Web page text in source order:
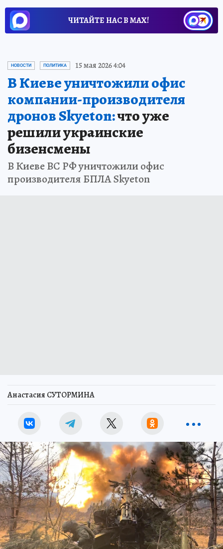
ЧИТАЙТЕ НАС В МАХ!
НОВОСТИ ПОЛИТИКА 15 мая 2026 4:04
В Киеве уничтожили офис
компании-производителя
дронов Skyeton:что уже
решили украинские
бизенсмены
В Киеве ВС РФ уничтожили офис
производителя БПЛА Skyeton
Анастасия СУТОРМИНА